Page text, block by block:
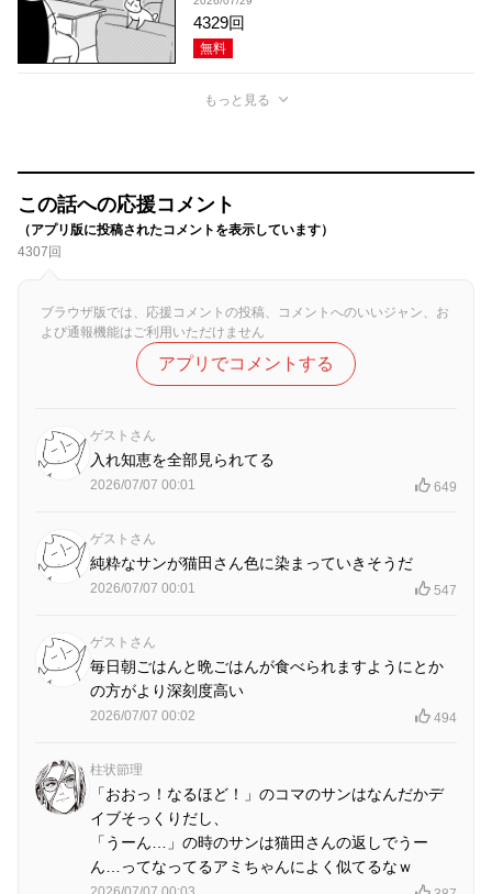
4329回
無料
もっと見る
この話への応援コメント
（アプリ版に投稿されたコメントを表示しています）
4307回
ブラウザ版では、応援コメントの投稿、コメントへのいいジャン、お
よび通報機能はご利用いただけません
アプリでコメントする
ゲストさん
入れ知恵を全部見られてる
2026/07/07 00:01 649
ゲストさん
純粋なサンが猫田さん色に染まっていきそうだ
2026/07/07 00:01 547
ゲストさん
毎日朝ごはんと晩ごはんが食べられますようにとか
の方がより深刻度高い
2026/07/07 00:02 494
柱状節理
「おおっ！なるほど！」のコマのサンはなんだかデ
イブそっくりだし、
「うーん…」の時のサンは猫田さんの返しでうー
ん…ってなってるアミちゃんによく似てるなｗ